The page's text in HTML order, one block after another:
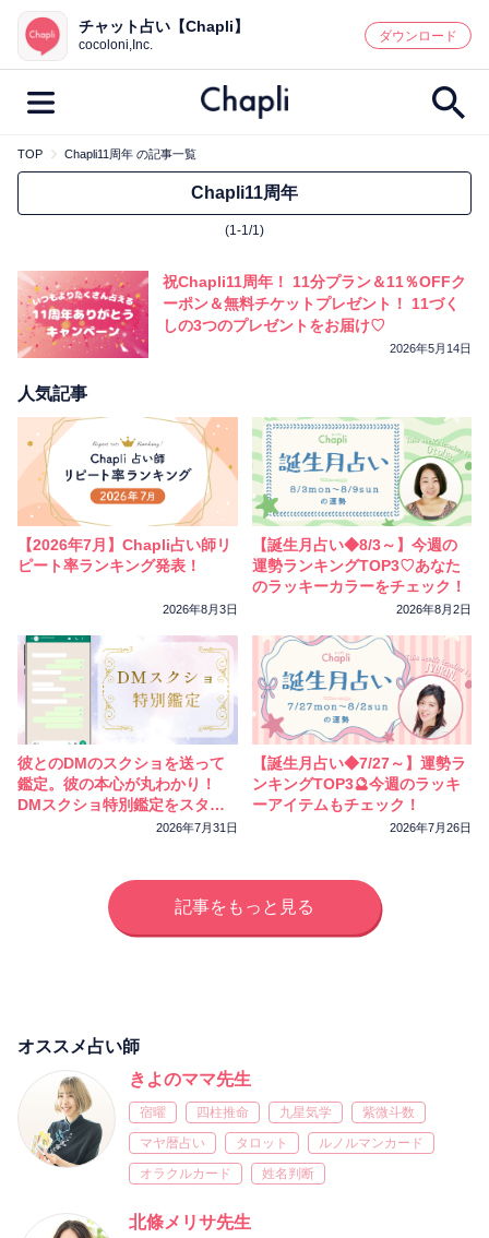
鑑定記事・占い師検索
最新記事一覧
カテゴリー別
鑑定 占い師 キャンペーン
彼の気持ち
今週の運勢 彼氏 片思い 結婚
相性 復縁
チャット占い【Chapli】
cocoloni,Inc.
ダウンロード
TOP Chapli11周年 の記事一覧
Chapli11周年
(1-1/1)
祝Chapli11周年！ 11分プラン＆11％OFFク
ーポン＆無料チケットプレゼント！ 11づく
しの3つのプレゼントをお届け♡
2026年5月14日
人気記事
【2026年7月】Chapli占い師リ
ピート率ランキング発表！
2026年8月3日
【誕生月占い◆8/3～】今週の
運勢ランキングTOP3♡あなた
のラッキーカラーをチェック！
2026年8月2日
彼とのDMのスクショを送って
鑑定。彼の本心が丸わかり！
DMスクショ特別鑑定をスター
2026年7月31日
【誕生月占い◆7/27～】運勢ラ
ンキングTOP3🔮今週のラッキ
ーアイテムもチェック！
2026年7月26日
記事をもっと見る
オススメ占い師
きよのママ先生
宿曜 四柱推命 九星気学
紫微斗数
マヤ暦占い
タロット
ルノルマンカード
オラクルカード
姓名判断
北條メリサ先生